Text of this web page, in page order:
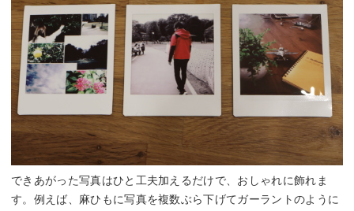
できあがった写真はひと工夫加えるだけで、おしゃれに飾れま
す。例えば、麻ひもに写真を複数ぶら下げてガーラントのように